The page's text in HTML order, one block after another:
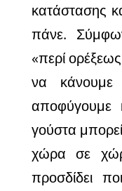
κατάστασης
πάνε.
«περί
να
αποφύγουμε
γούστα
χώρα σε
προσδίδει